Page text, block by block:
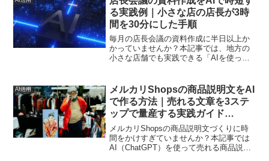
速に進化するA...
る実践例｜小さな店の店長が3時
間を30分にした手順
毎月の店長会議の資料作成に半日以上か
かっていませんか？本記事では、地方の
小さな店舗でも実践できる「AIを使った
AI活用
メルカリShopsの商品説明文をAI
で作る方法｜売れる文章を3ステ
ップで量産する実践ガイド
【2026年版】
メルカリShopsの商品説明文づくりに時
間をかけすぎていませんか？本記事では
AI（ChatGPT）を使って売れる商品説明